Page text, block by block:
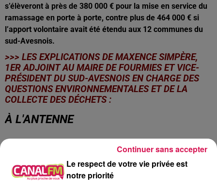
s’élèveront à près de 380 000 € pour la mise en service du
ramassage en porte à porte, contre plus de 464 000 € si
l’apport volontaire avait été étendu aux 12 communes du
sud-Avesnois.
>>> LES EXPLICATIONS DE MAXENCE SIMPÈRE,
1ER ADJOINT AU MAIRE DE FOURMIES ET VICE-
PRÉSIDENT DU SUD-AVESNOIS EN CHARGE DES
QUESTIONS ENVIRONNEMENTALES ET DE LA
COLLECTE DES DÉCHETS :
À L'ANTENNE
Le respect de votre vie privée est
notre priorité
Continuer sans accepter